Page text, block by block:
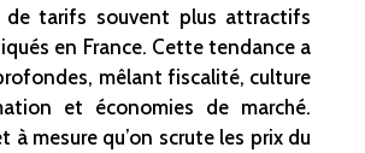
de tarifs souvent plus attractifs
en France. Cette tendance a
mêlant fiscalité, culture
et économies de marché.
à mesure qu’on scrute les prix du